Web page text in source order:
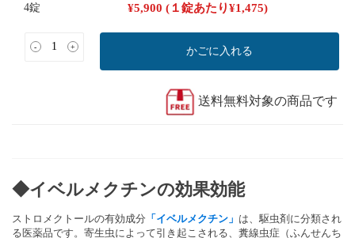
4錠 ¥5,900 (１錠あたり¥1,475)
- + かごに入れる
送料無料対象の商品です
◆イベルメクチンの効果効能
ストロメクトールの有効成分 「イベルメクチン」 は、駆虫剤に分類され
る医薬品です。寄生虫によって引き起こされる、糞線虫症（ふんせんち